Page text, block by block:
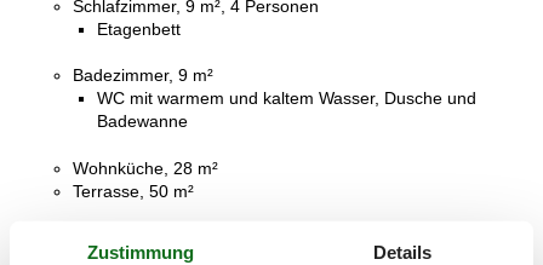
Schlafzimmer, 9 m², 4 Personen
Etagenbett
Badezimmer, 9 m²
WC mit warmem und kaltem Wasser, Dusche und
Badewanne
Wohnküche, 28 m²
Terrasse, 50 m²
Zustimmung Details